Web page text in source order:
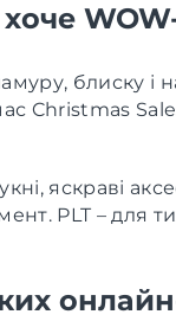
блиску і
Christmas
яскраві
PLT – для